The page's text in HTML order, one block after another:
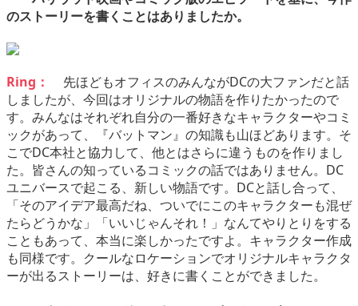
のストーリーを書くことはありましたか。
Ring：
先ほどもオフィスのみんながDCの大ファンだと話
しましたが、今回はオリジナルの物語を作りたかったので
す。みんなはそれぞれ自分の一番好きなキャラクターやコミ
ックがあって、『バットマン』の知識も山ほどあります。そ
こでDC本社と協力して、他とはさらに違うものを作りまし
た。皆さんの知っているコミックの話ではありません。DC
ユニバースで起こる、新しい物語です。DCと話し合って、
「そのアイデア最高だね、ついでにこのキャラクターも混ぜ
たらどうかな」「いいじゃんそれ！」なんてやりとりをする
こともあって、本当に楽しかったですよ。キャラクター作成
も同様です。クールなロケーションでオリジナルキャラクタ
ーが出るストーリーは、好きに書くことができました。